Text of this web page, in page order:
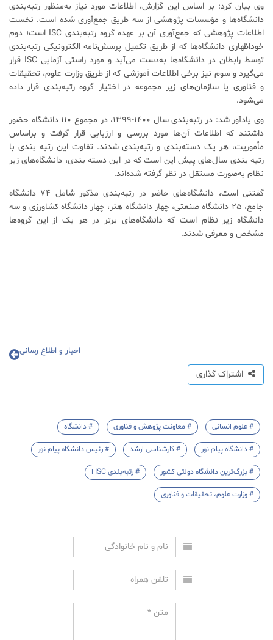
وی بیان کرد: بر اساس این گزارش، اطلاعات مورد نیاز به‌منظور رتبه‌بندی
دانشگاه‌ها و مؤسسات پژوهشی از سه طریق جمع‌آوری شده ‌است. نخست
اطلاعات پژوهشی که جمع‌آوری آن بر عهده گروه رتبه‌بندی ISC است؛ دوم
خوداظهاری دانشگاه‌ها که از طریق تکمیل پرسش‌نامه الکترونیکی رتبه‌بندی
توسط رابطان در دانشگاه‌ها به‌دست می‌آید و مورد راستی آزمایی ISC قرار
می‌گیرد و سوم نیز برخی اطلاعات آموزشی که از طریق وزارت علوم، تحقیقات
و فناوری یا سازمان‌های زیر مجموعه در اختیار گروه رتبه‌بندی قرار داده
‌می‌شود.
وی یادآور شد: در رتبه‌بندی سال ۱۴۰۰-۱۳۹۹، در مجموع ۱۱۰ دانشگاه حضور
داشتند که اطلاعات آن‌ها مورد بررسی و ارزیابی قرار گرفت و براساس
مأموریت، هر یک دسته‌بندی و رتبه‌بندی شدند. تفاوت این رتبه بندی با
رتبه بندی سال‌های پیش این است که در این دسته بندی، دانشگاه‌های زیر
نظام به‌صورت مستقل در نظر گرفته شده‌اند.
گفتنی است، دانشگاه‌های حاضر در رتبه‌بندی مذکور شامل ۷۴ دانشگاه
جامع، ۲۵ دانشگاه صنعتی، چهار دانشگاه هنر، چهار دانشگاه کشاورزی و سه
دانشگاه زیر نظام است که دانشگاه‌های برتر در هر یک از این گروه‌ها
مشخص و معرفی شدند.
اخبار و اطلاع رسانی
اشتراک گذاری
# علوم انسانی # معاونت پژوهش و فناوری # دانشگاه
# دانشگاه پیام نور # کارشناسی ارشد # رئیس دانشگاه پیام نور
# بزرگ‌ترین دانشگاه دولتی کشور # رتبه‌بندی ISC ا
# وزارت علوم، تحقیقات و فناوری